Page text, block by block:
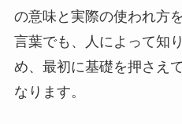
の意味と実際の使われ方
言葉でも、人によって知
め、最初に基礎を押さえ
なります。